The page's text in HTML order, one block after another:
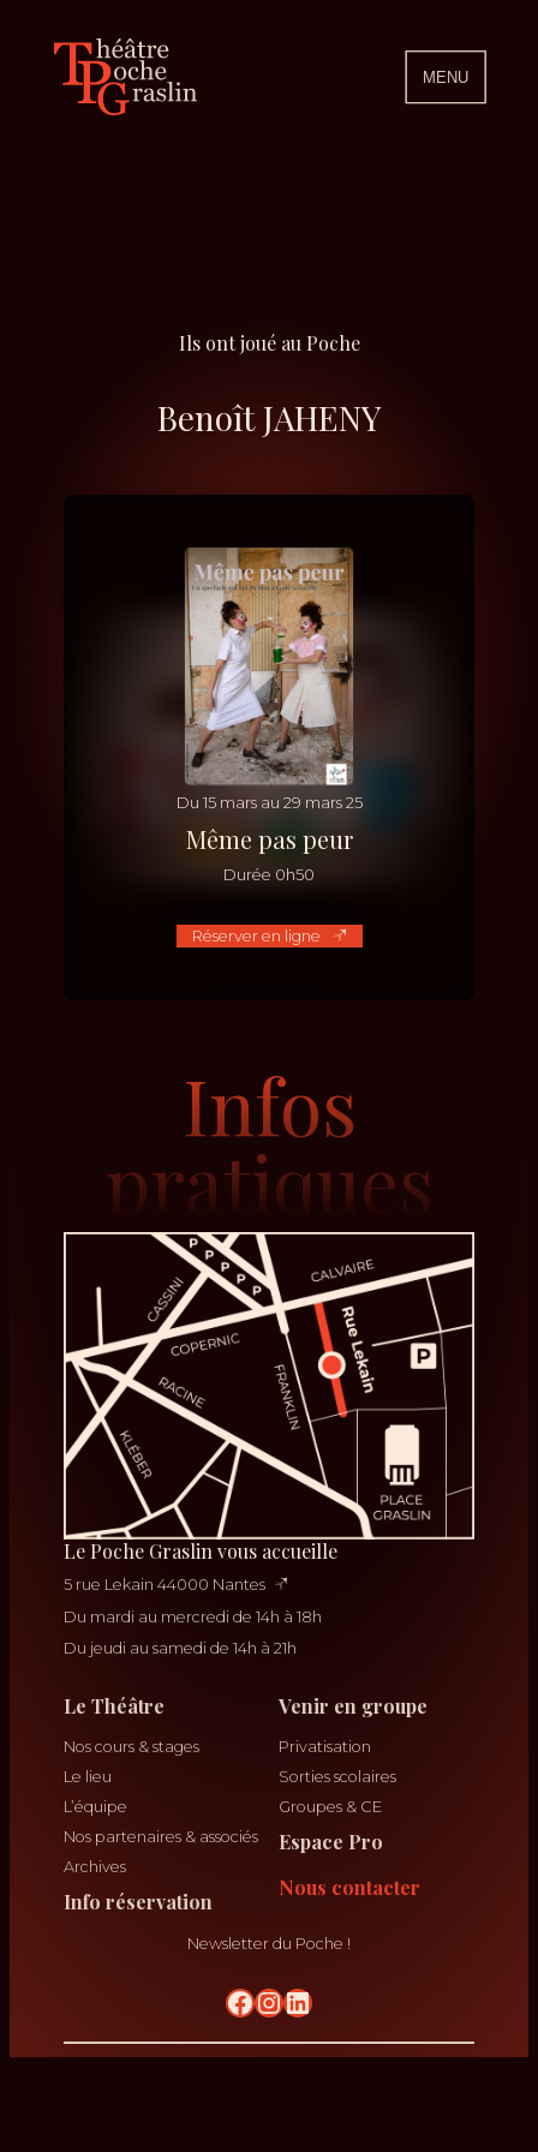
MENU
Ils ont joué au Poche
Benoît JAHENY
Du 15 mars au 29 mars 25
Même pas peur
Durée 0h50
Réserver en ligne
Infos
pratiques
Le Poche Graslin vous accueille
5 rue Lekain 44000 Nantes
Du mardi au mercredi de 14h à 18h
Du jeudi au samedi de 14h à 21h
Le Théâtre
Nos cours & stages
Le lieu
L’équipe
Nos partenaires & associés
Archives
Info réservation
Venir en groupe
Privatisation
Sorties scolaires
Groupes & CE
Espace Pro
Nous contacter
Newsletter du Poche !
krikrak